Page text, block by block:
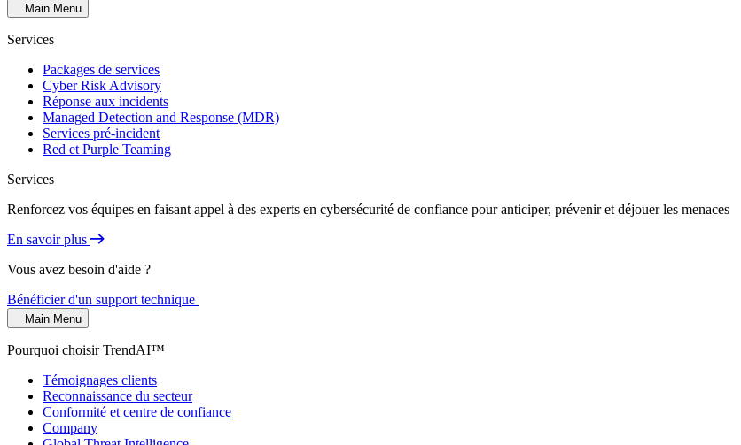
Main Menu
Services
Packages de services
Cyber Risk Advisory
Réponse aux incidents
Managed Detection and Response (MDR)
Services pré-incident
Red et Purple Teaming
Services
Renforcez vos équipes en faisant appel à des experts en cybersécurité de confiance pour anticiper, prévenir et déjouer les menaces
En savoir plus
Vous avez besoin d'aide ?
Bénéficier d'un support technique
Main Menu
Pourquoi choisir TrendAI™
Témoignages clients
Reconnaissance du secteur
Conformité et centre de confiance
Company